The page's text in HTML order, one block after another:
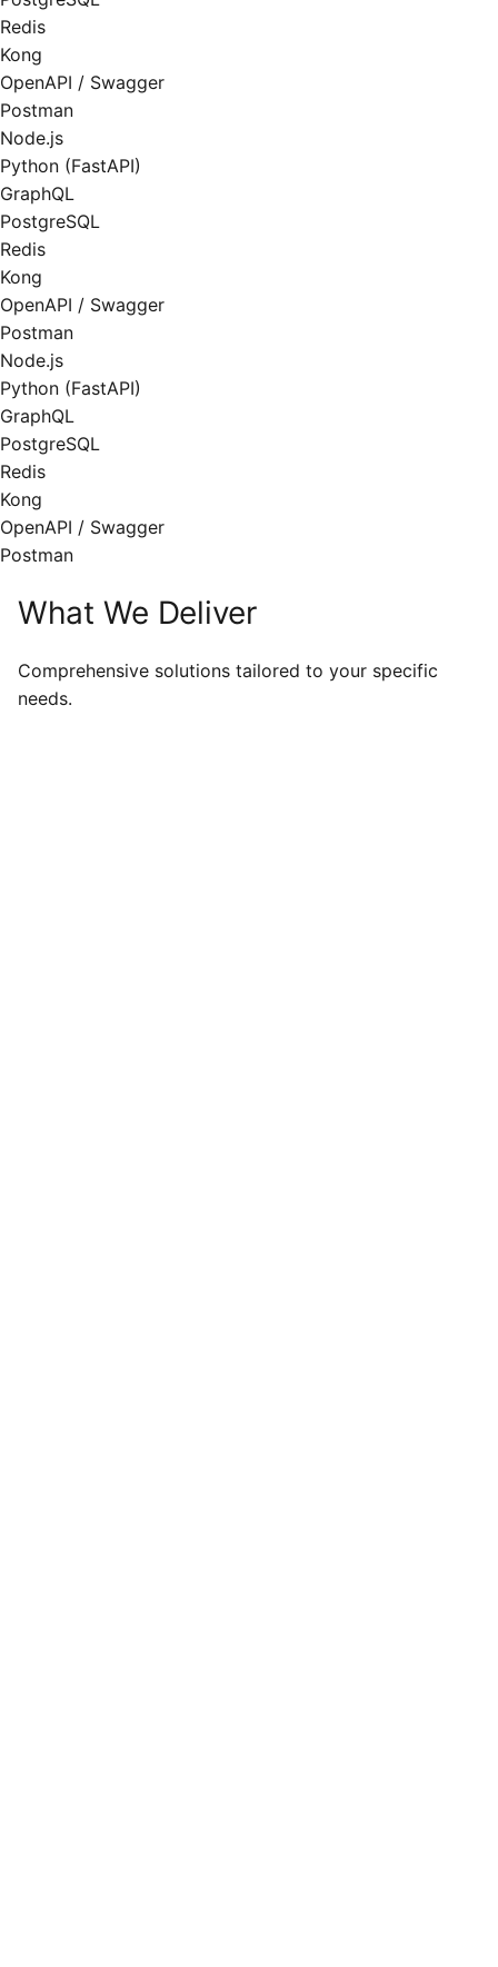
Redis
Kong
OpenAPI / Swagger
Postman
Node.js
Python (FastAPI)
GraphQL
PostgreSQL
Redis
Kong
OpenAPI / Swagger
Postman
Node.js
Python (FastAPI)
GraphQL
PostgreSQL
Redis
Kong
OpenAPI / Swagger
Postman
What We Deliver
Comprehensive solutions tailored to your specific
needs.